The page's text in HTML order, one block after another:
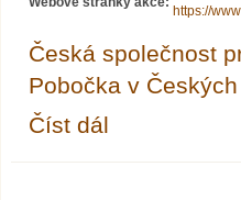
https://
Česká společnost
Pobočka v
Číst dál